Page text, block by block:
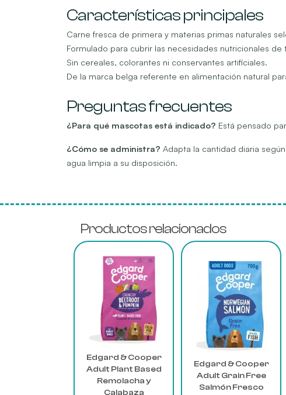
Características principales
Carne fresca de primera y materias primas naturales
Formulado para cubrir las necesidades nutricionales de
Sin cereales, colorantes ni conservantes artificiales.
De la marca belga referente en alimentación natural
Preguntas frecuentes
¿Para qué mascotas está indicado? Está pensado
¿Cómo se administra? Adapta la cantidad diaria
agua limpia a su disposición.
Productos relacionados
Edgard & Cooper
Adult Plant Based
Remolacha y
Calabaza
producto
múltiples
variantes.
opciones
pueden
elegir
Edgard & Cooper
Adult Grain Free
Salmón Fresco
producto
múltiples
variantes.
opciones
elegir